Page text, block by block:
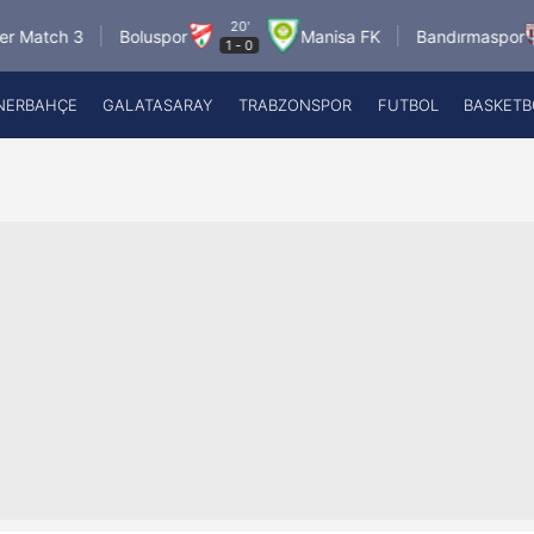
3 Boluspor
1-0 Manisa FK Bandırmaspor
GALATASARAY TRABZONSPOR FUTBOL